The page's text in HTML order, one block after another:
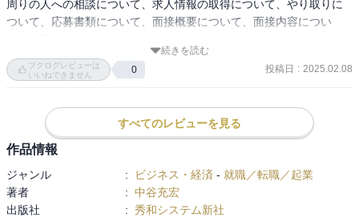
周りの人への相談について、求人情報の取得について、やり取りに
ついて、応募書類について、面接概要について、面接内容につい
続きを読む
ブクログレビューは
いいねできません
0 投稿日 : 2025.02.08
すべてのレビューを見る
作品情報
ジャンル : ビジネス・経済 - 就職／転職／起業
著者
: 中谷充宏
出版社
: 秀和システム新社